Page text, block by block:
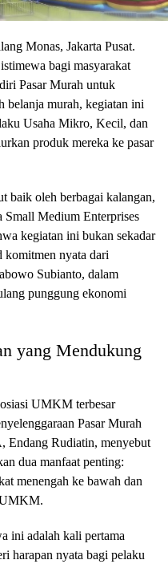
Monas, Jakarta Pusat.
bagi masyarakat
Pasar Murah untuk
belanja murah, kegiatan ini
Usaha Mikro, Kecil, dan
produk mereka ke pasar
baik oleh berbagai kalangan,
Medium Enterprises
kegiatan ini bukan sekadar
komitmen nyata dari
Subianto, dalam
punggung ekonomi
yang Mendukung
UMKM terbesar
Pasar Murah
Endang Rudiatin, menyebut
dua manfaat penting:
menengah ke bawah dan
UMKM.
ini adalah kali pertama
harapan nyata bagi pelaku